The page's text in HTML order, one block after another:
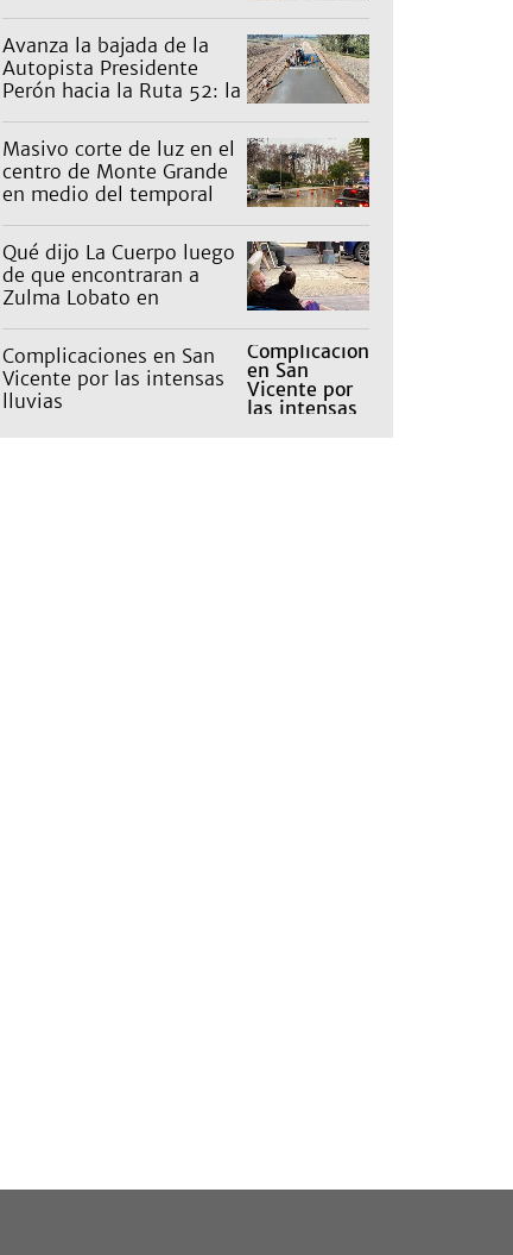
Avanza la bajada de la
Autopista Presidente
Perón hacia la Ruta 52: la
Masivo corte de luz en el
centro de Monte Grande
en medio del temporal
Qué dijo La Cuerpo luego
de que encontraran a
Zulma Lobato en
Complicaciones en San
Vicente por las intensas
lluvias